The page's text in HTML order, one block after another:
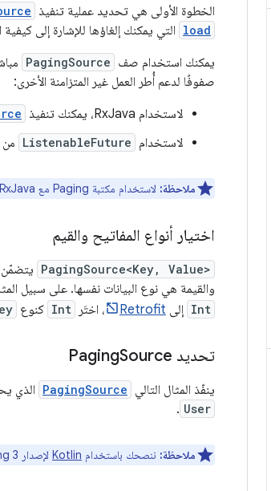
الخطوة الأولى هي تحديد عملية تنفيذ
load التي يمكنك إلغاؤها للإشارة إلى
يمكنك استخدام صف PagingSource
صفوفًا لدعم أُطر العمل غير المتزامنة الأخرى:
لاستخدام RxJava، يمكنك تنفيذ
لاستخدام ListenableFuture من Guava، يمكنك تنفيذ
ملاحظة: لاستخدام مكتبة Paging مع RxJava أو Guava، عليك تضمين
اختيار أنواع المفاتيح والقيم
PagingSource<Key, Value> يتضمّن
والقيمة هي نوع البيانات نفسها. على سبيل
Int إلى Retrofit ، اختَر Int كنوع
تحديد Paging Source
ينفّذ المثال التالي PagingSource الذي
User
.
ملاحظة: ننصحك باستخدام Kotlin لإصدار Paging 3.